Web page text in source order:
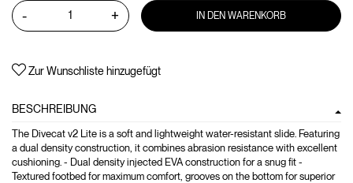
- + IN DEN WARENKORB
Zur Wunschliste hinzugefügt
BESCHREIBUNG
The Divecat v2 Lite is a soft and lightweight water-resistant slide. Featuring
a dual density construction, it combines abrasion resistance with excellent
cushioning. - Dual density injected EVA construction for a snug fit -
Textured footbed for maximum comfort, grooves on the bottom for superior